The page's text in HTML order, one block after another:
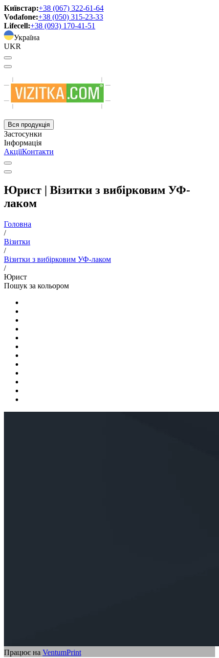
Київстар:+38 (067) 322-61-64
Vodafone:+38 (050) 315-23-33
Lifecell:+38 (093) 170-41-51
Україна
UKR
Вся продукція
Застосунки
Інформація
АкціїКонтакти
Юрист | Візитки з вибірковим УФ-
лаком
Головна
/
Візитки
/
Візитки з вибірковим УФ-лаком
/
Юрист
Пошук за кольором
Працює на VentumPrint